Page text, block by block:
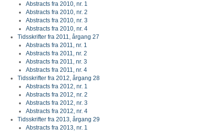
Abstracts fra 2010, nr. 1
Abstracts fra 2010, nr. 2
Abstracts fra 2010, nr. 3
Abstracts fra 2010, nr. 4
Tidsskrifter fra 2011, årgang 27
Abstracts fra 2011, nr. 1
Abstracts fra 2011, nr. 2
Abstracts fra 2011, nr. 3
Abstracts fra 2011, nr. 4
Tidsskrifter fra 2012, årgang 28
Abstracts fra 2012, nr. 1
Abstracts fra 2012, nr. 2
Abstracts fra 2012, nr. 3
Abstracts fra 2012, nr. 4
Tidsskrifter fra 2013, årgang 29
Abstracts fra 2013, nr. 1